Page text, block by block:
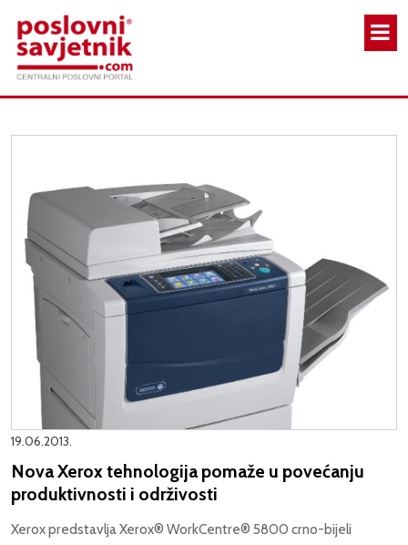
19.06.2013.
Nova Xerox tehnologija pomaže u povećanju
produktivnosti i održivosti
Xerox predstavlja Xerox® WorkCentre® 5800 crno-bijeli